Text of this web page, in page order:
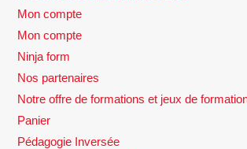
Mon compte
Mon compte
Ninja form
Nos partenaires
Notre offre de formations et jeux de
Panier
Pédagogie Inversée